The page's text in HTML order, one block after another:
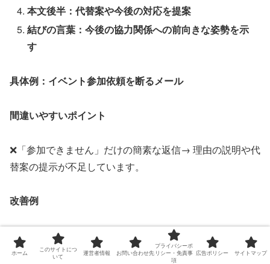
本文後半：代替案や今後の対応を提案
結びの言葉：今後の協力関係への前向きな姿勢を示
す
具体例：イベント参加依頼を断るメール
間違いやすいポイント
❌「参加できません」だけの簡素な返信→ 理由の説明や代
替案の提示が不足しています。
改善例
件名：【ご回答】〇月〇日開催イベントの登壇依頼につい
ホーム
このサイトにつ
いて
運営者情報 お問い合わせ先
プライバシーポ
リシー・免責事
項
広告ポリシー サイトマップ